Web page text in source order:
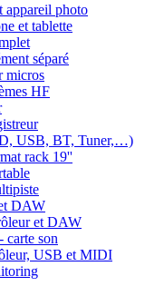
appareil photo
et tablette
séparé
micros
HF
USB, BT, Tuner,…)
rack 19''
DAW
et DAW
carte son
USB et MIDI